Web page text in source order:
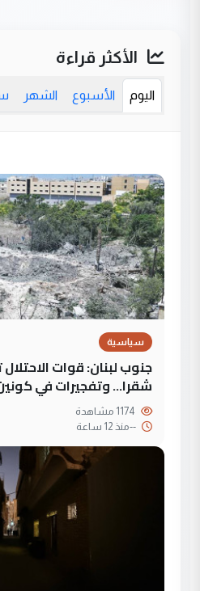
الأكثر قراءة
اليوم الأسبوع الشهر
سياسية
جنوب لبنان: قوات
شقرا… وتفجيرات في
--منذ 12 ساعة